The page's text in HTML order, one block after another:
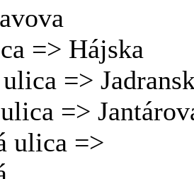
=> Hájska
=>
=>
ulica =>